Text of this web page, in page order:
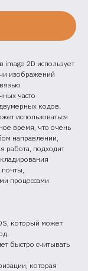
2D использует
изображений
часто
кодов.
использоваться
время, что очень
направлении,
работа, подходит
почты,
процессами
который может
быстро считывать
которая